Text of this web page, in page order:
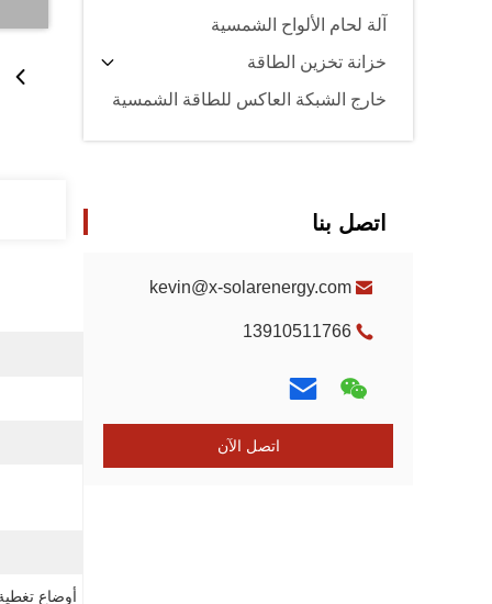
آلة لحام الألواح الشمسية
خزانة تخزين الطاقة
خارج الشبكة العاكس للطاقة الشمسية
اتصل بنا
kevin@x-solarenergy.com
13910511766
اتصل الآن
أوضاع تغطية